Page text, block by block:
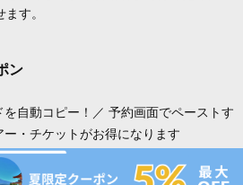
す。
ン
自動コピー！／ 予約画面でペーストす
・チケットがお得になります